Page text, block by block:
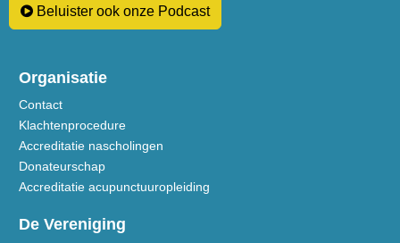
Beluister ook onze Podcast
Organisatie
Contact
Klachtenprocedure
Accreditatie nascholingen
Donateurschap
Accreditatie acupunctuuropleiding
De Vereniging